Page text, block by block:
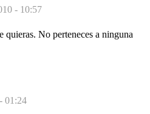
- 10:57
quieras. No perteneces a ninguna
01:24